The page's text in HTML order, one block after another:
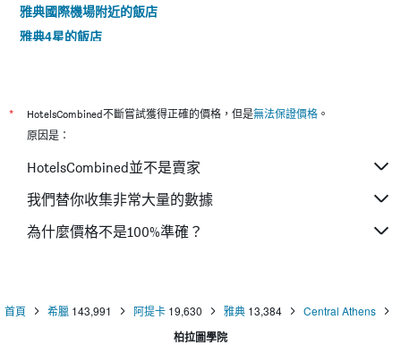
雅典國際機場附近的飯店
雅典4星的飯店
* HotelsCombined不斷嘗試獲得正確的價格，但是無法保證價格 。
原因是：
HotelsCombined並不是賣家
我們替你收集非常大量的數據
為什麼價格不是100%準確？
首頁 希臘 143,991 阿提卡 19,630 雅典 13,384 Central Athens
柏拉圖學院